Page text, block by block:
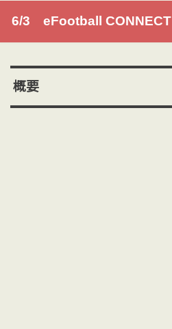
6/3 eFootball CONNECT
概要